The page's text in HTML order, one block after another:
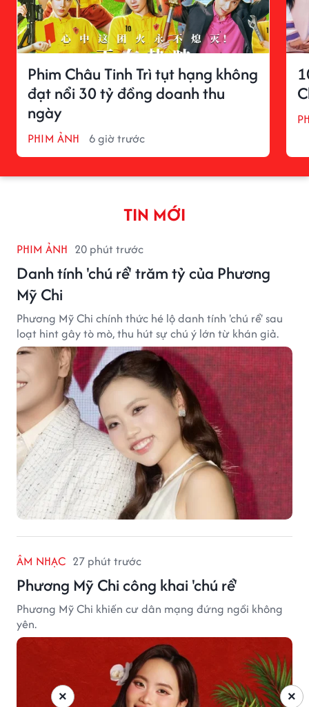
Phim Châu Tinh Trì tụt hạng không
đạt nổi 30 tỷ đồng doanh thu
ngày
PHIM ẢNH 6 giờ trước
TIN MỚI
PHIM ẢNH 20 phút trước
Danh tính 'chú rể' trăm tỷ của Phương
Mỹ Chi
Phương Mỹ Chi chính thức hé lộ danh tính 'chú rể' sau
loạt hint gây tò mò, thu hút sự chú ý lớn từ khán giả.
ÂM NHẠC 27 phút trước
Phương Mỹ Chi công khai 'chú rể'
Phương Mỹ Chi khiến cư dân mạng đứng ngồi không
yên.
×
×